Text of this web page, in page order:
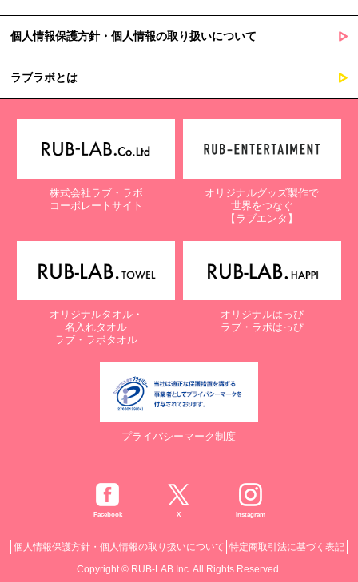
個人情報保護方針・個人情報の取り扱いについて
ラブラボとは
株式会社ラブ・ラボ
コーポレートサイト
オリジナルグッズ製作で
世界をつなぐ
【ラブエンタ】
オリジナルタオル・
名入れタオル
ラブ・ラボタオル
オリジナルはっぴ
ラブ・ラボはっぴ
プライバシーマーク制度
Facebook X Instagram
個人情報保護方針・個人情報の取り扱いについて 特定商取引法に基づく表記
Copyright © RUB-LAB Inc. All Rights Reserved.